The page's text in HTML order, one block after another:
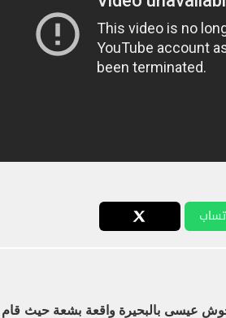
عيسى بالبحيرة واقعة بشعة حيث قام